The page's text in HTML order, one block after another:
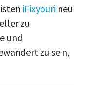
iFixyouri neu
zu
und
zu sein,